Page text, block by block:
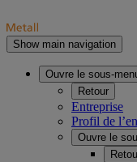
Show main navigation
Ouvre le sous-
Retour
Entreprise
Profil de
Ouvre le